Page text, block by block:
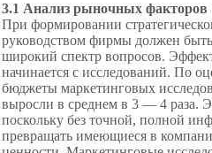
3.1 Анализ рыночных факторов
При формировании
руководством фирмы должен
широкий спектр вопросов.
начинается с исследований. По
бюджеты маркетинговых
выросли в среднем в 3 — 4 раза.
поскольку без точной, полной
превращать имеющиеся в